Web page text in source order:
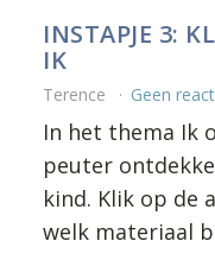
INSTAPJE 3:
IK
Terence Geen
In het thema Ik
peuter
kind. Klik op de
welk materiaal